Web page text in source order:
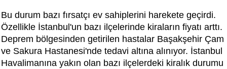
Bu durum bazı fırsatçı ev sahiplerini harekete geçirdi.
Özellikle İstanbul'un bazı ilçelerinde kiraların fiyatı arttı.
Deprem bölgesinden getirilen hastalar Başakşehir Çam
ve Sakura Hastanesi'nde tedavi altına alınıyor. İstanbul
Havalimanına yakın olan bazı ilçelerdeki kiralık durumu